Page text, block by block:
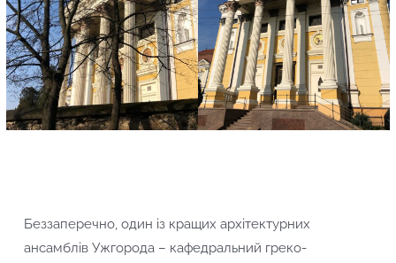
Беззаперечно, один із кращих архітектурних
ансамблів Ужгорода – кафедральний греко-